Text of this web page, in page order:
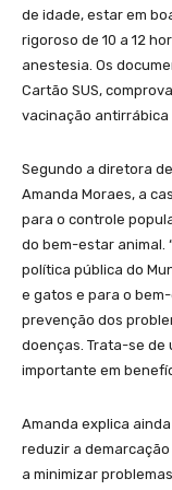
de idade, estar em
rigoroso de 10 a 12
anestesia. Os
Cartão SUS,
vacinação antirrábica
Segundo a diretora
Amanda Moraes, a
para o controle
do bem-estar animal.
política pública do
e gatos e para o
prevenção dos
doenças. Trata-se de
importante em
Amanda explica
reduzir a
a minimizar